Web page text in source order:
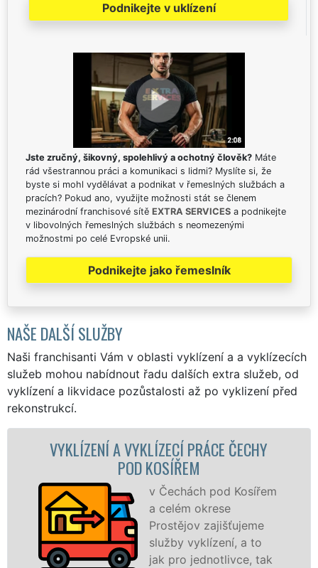
Podnikejte v uklízení
Jste zručný, šikovný, spolehlivý a ochotný člověk? Máte
rád všestrannou práci a komunikaci s lidmi? Myslíte si, že
byste si mohl vydělávat a podnikat v řemeslných službách a
pracích? Pokud ano, využijte možnosti stát se členem
mezinárodní franchisové sítě EXTRA SERVICES a podnikejte
v libovolných řemeslných službách s neomezenými
možnostmi po celé Evropské unii.
Podnikejte jako řemeslník
NAŠE DALŠÍ SLUŽBY
Naši franchisanti Vám v oblasti vyklízení a a vyklízecích
služeb mohou nabídnout řadu dalších extra služeb, od
vyklízení a likvidace pozůstalosti až po vyklizení před
rekonstrukcí.
A VYKLÍZECÍ PRÁCE ČECHY
v Čechách pod Kosířem
a celém okrese
Prostějov zajišťujeme
služby vyklízení, a to
jak pro jednotlivce, tak
VYKLÍZECÍ